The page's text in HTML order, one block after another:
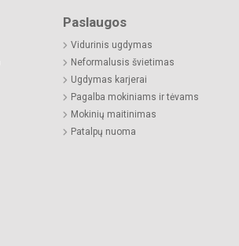
Paslaugos
Vidurinis ugdymas
Neformalusis švietimas
Ugdymas karjerai
Pagalba mokiniams ir tėvams
Mokinių maitinimas
Patalpų nuoma